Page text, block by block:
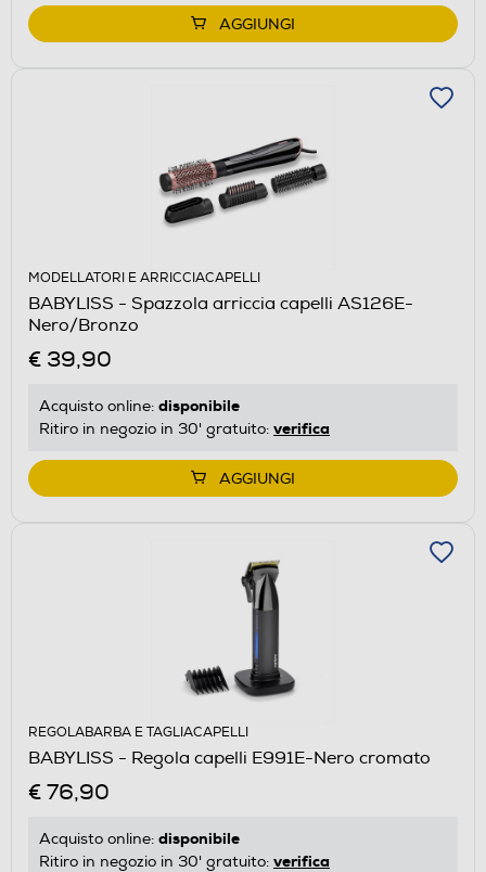
AGGIUNGI
MODELLATORI E ARRICCIACAPELLI
BABYLISS - Spazzola arriccia capelli AS126E-
Nero/Bronzo
€ 39,90
Acquisto online: disponibile
Ritiro in negozio in 30' gratuito: verifica
AGGIUNGI
REGOLABARBA E TAGLIACAPELLI
BABYLISS - Regola capelli E991E-Nero cromato
€ 76,90
Acquisto online: disponibile
Ritiro in negozio in 30' gratuito: verifica